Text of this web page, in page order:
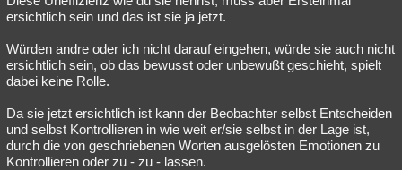
ersichtlich sein und das ist sie ja jetzt.
Würden andre oder ich nicht darauf eingehen, würde sie auch nicht
ersichtlich sein, ob das bewusst oder unbewußt geschieht, spielt
dabei keine Rolle.
Da sie jetzt ersichtlich ist kann der Beobachter selbst Entscheiden
und selbst Kontrollieren in wie weit er/sie selbst in der Lage ist,
durch die von geschriebenen Worten ausgelösten Emotionen zu
Kontrollieren oder zu - zu - lassen.